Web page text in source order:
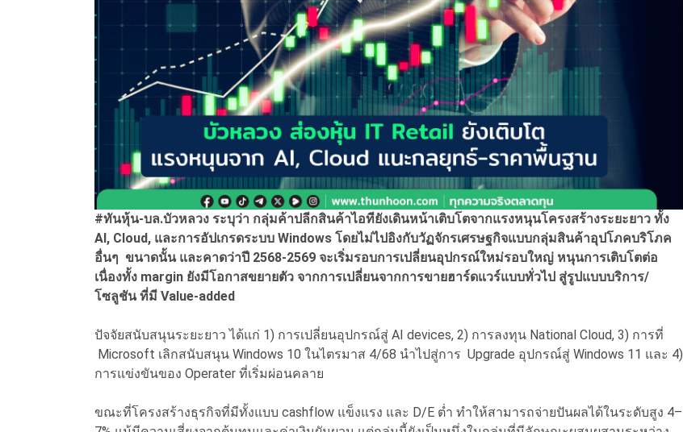
#ทันหุ้น-บล.บัวหลวง ระบุว่า กลุ่มค้าปลีกสินค้าไอทียังเดินหน้าเติบโตจากแรงหนุนโครงสร้างระยะยาว ทั้ง
AI, Cloud, และการอัปเกรดระบบ Windows โดยไม่ไปอิงกับวัฏจักรเศรษฐกิจแบบกลุ่มสินค้าอุปโภคบริโภค
อื่นๆ ขนาดนั้น และคาดว่าปี 2568-2569 จะเริ่มรอบการเปลี่ยนอุปกรณ์ใหม่รอบใหญ่ หนุนการเติบโตต่อ
เนื่องทั้ง margin ยังมีโอกาสขยายตัว จากการเปลี่ยนจากการขายฮาร์ดแวร์แบบทั่วไป สู่รูปแบบบริการ/
โซลูชัน ที่มี Value-added
ปัจจัยสนับสนุนระยะยาว ได้แก่ 1) การเปลี่ยนอุปกรณ์สู่ AI devices, 2) การลงทุน National Cloud, 3) การที่
Microsoft เลิกสนับสนุน Windows 10 ในไตรมาส 4/68 นำไปสู่การ Upgrade อุปกรณ์สู่ Windows 11 และ 4)
การแข่งขันของ Operater ที่เริ่มผ่อนคลาย
ขณะที่โครงสร้างธุรกิจที่มีทั้งแบบ cashflow แข็งแรง และ D/E ต่ำ ทำให้สามารถจ่ายปันผลได้ในระดับสูง 4–